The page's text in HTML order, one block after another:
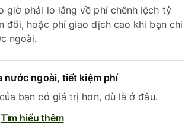
giờ phải lo lắng về phí chênh lệch tỷ
đổi, hoặc phí giao dịch cao khi bạn chi
ngoài.
nước ngoài, tiết kiệm phí
bạn có giá trị hơn, dù là ở đâu.
Tìm hiểu thêm